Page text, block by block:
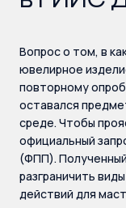
Вопрос о том, в
ювелирное
повторному
оставался
среде. Чтобы
официальный
(ФПП).
разграничить
действий для